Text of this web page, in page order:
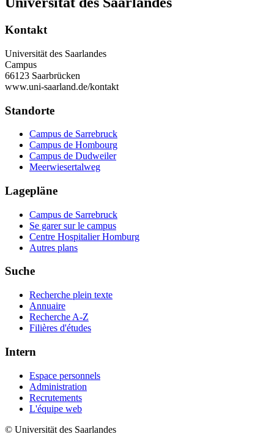
Kontakt
Universität des Saarlandes
Campus
66123 Saarbrücken
www.uni-saarland.de/kontakt
Standorte
Campus de Sarrebruck
Campus de Hombourg
Campus de Dudweiler
Meerwiesertalweg
Lagepläne
Campus de Sarrebruck
Se garer sur le campus
Centre Hospitalier Homburg
Autres plans
Suche
Recherche plein texte
Annuaire
Recherche A-Z
Filières d'études
Intern
Espace personnels
Administration
Recrutements
L'équipe web
© Universität des Saarlandes